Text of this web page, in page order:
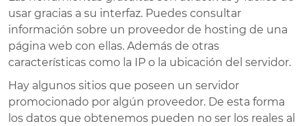
usar gracias a su interfaz. Puedes consultar
información sobre un proveedor de hosting de una
página web con ellas. Además de otras
características como la IP o la ubicación del servidor.
Hay algunos sitios que poseen un servidor
promocionado por algún proveedor. De esta forma
los datos que obtenemos pueden no ser los reales al